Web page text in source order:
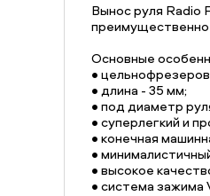
Вынос руля Radio
Основные
•
• длина - 35 мм;
• под диаметр
• суперлегкий и
• конечная
•
• высокое
• система зажима